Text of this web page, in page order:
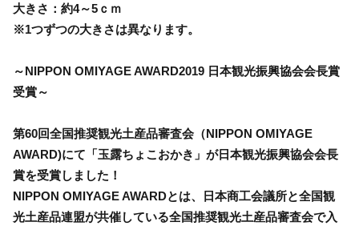
大きさ：約4～5ｃｍ
※1つずつの大きさは異なります。
～NIPPON OMIYAGE AWARD2019 日本観光振興協会会長賞
受賞～
第60回全国推奨観光土産品審査会（NIPPON OMIYAGE
AWARD)にて「玉露ちょこおかき」が日本観光振興協会会長
賞を受賞しました！
NIPPON OMIYAGE AWARDとは、日本商工会議所と全国観
光土産品連盟が共催している全国推奨観光土産品審査会で入